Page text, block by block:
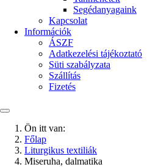
Segédanyagaink
Kapcsolat
Információk
ÁSZF
Adatkezelési tájékoztató
Süti szabályzata
Szállítás
Fizetés
Ön itt van:
Főlap
Liturgikus textiliák
Miseruha, dalmatika